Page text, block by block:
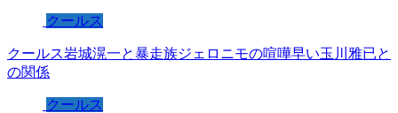
クールス
クールス岩城滉一と暴走族ジェロニモの喧嘩早い玉川雅已と
の関係
クールス